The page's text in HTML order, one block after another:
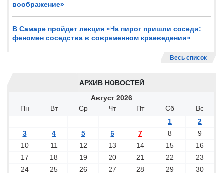
воображение»
В Самаре пройдет лекция «На пирог пришли соседи:
феномен соседства в современном краеведении»
Весь список
АРХИВ НОВОСТЕЙ
Август 2026
Пн
Вт Ср Чт Пт Сб
Вс
1
2
3
4 5 6 7 8
9
10
11 12 13 14 15
16
17
18 19 20 21 22
23
24
25 26 27 28 29 30